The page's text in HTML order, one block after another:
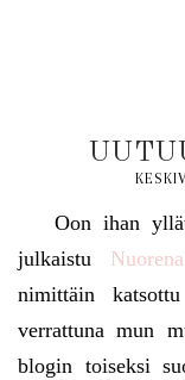
Oon ihan
julkaistu
nimittäin
verrattuna mun
blogin toiseksi